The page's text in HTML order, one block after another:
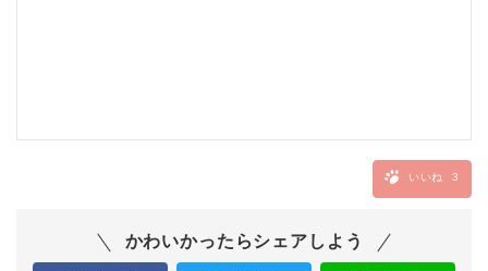
いいね 3
かわいかったらシェアしよう